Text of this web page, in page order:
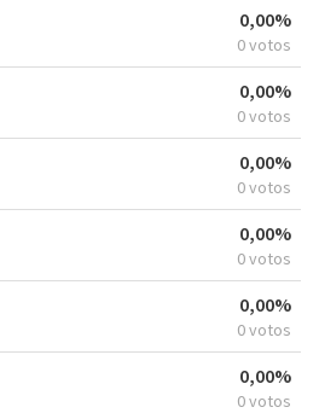
0,00%
0 votos
0,00%
0 votos
0,00%
0 votos
0,00%
0 votos
0,00%
0 votos
0,00%
0 votos